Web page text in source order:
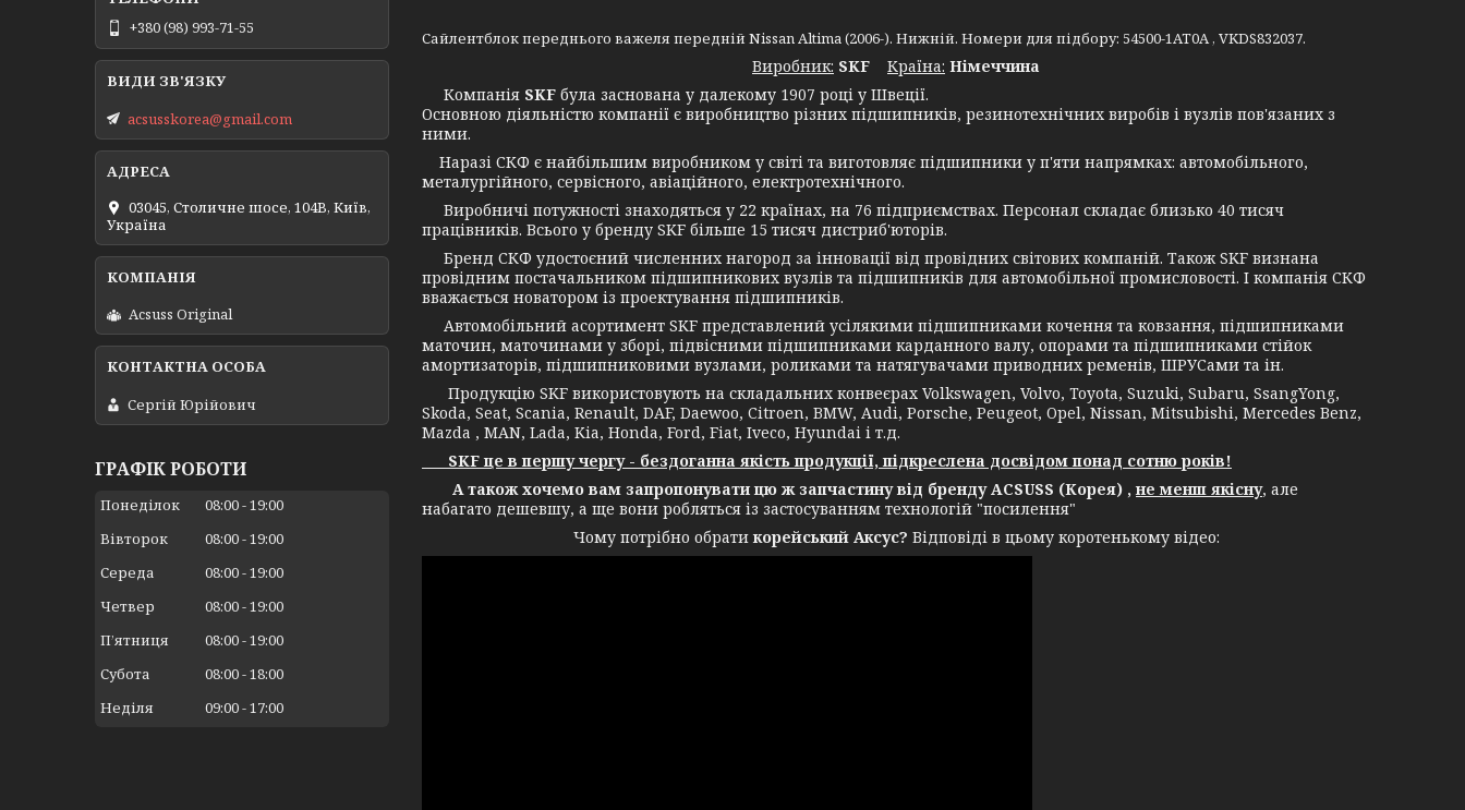
Сайлентблок переднього важеля передній Nissan Altima (2006-). Нижній. Номери для підбору: 54500-1AT0A , VKDS832037.
Виробник: SKF Крaїна: Німеччина
Компанія SKF була заснована у далекому 1907 році у Швеції.
Основною діяльністю компанії є виробництво різних підшипників, резинотехнічних виробів і вузлів пов'язаних з
ними.
Наразі СКФ є найбільшим виробником у світі та виготовляє підшипники у п'яти напрямках: автомобільного,
металургійного, сервісного, авіаційного, електротехнічного.
Виробничі потужності знаходяться у 22 країнах, на 76 підприємствах. Персонал складає близько 40 тисяч
працівників. Всього у бренду SKF більше 15 тисяч дистриб'юторів.
Бренд СКФ удостоєний численних нагород за інновації від провідних світових компаній. Також SKF визнана
провідним постачальником підшипникових вузлів та підшипників для автомобільної промисловості. І компанія СКФ
вважається новатором із проектування підшипників.
Автомобільний асортимент SKF представлений усілякими підшипниками кочення та ковзання, підшипниками
маточин, маточинами у зборі, підвісними підшипниками карданного валу, опорами та підшипниками стійок
амортизаторів, підшипниковими вузлами, роликами та натягувачами приводних ременів, ШРУСами та ін.
Продукцію SKF використовують на складальних конвеєрах Volkswagen, Volvo, Toyota, Suzuki, Subaru, SsangYong,
Skoda, Seat, Scania, Renault, DAF, Daewoo, Citroen, BMW, Audi, Porsche, Peugeot, Opel, Nissan, Mitsubishi, Mercedes Benz,
Mazda , MAN, Lada, Kia, Honda, Ford, Fiat, Iveco, Hyundai і т.д.
SKF це в першу чергу - бездоганна якість продукції, підкреслена досвідом понад сотню років!
А також хочемо вам запропонувати цю ж запчастину від бренду ACSUSS (Корея) ,не менш якісну, але
набагато дешевшу, а ще вони робляться із застосуванням технологій "посилення"
Чому потрібно обратикорейський Аксус? Відповіді в цьому коротенькому відео:
+380 (98) 993-71-55
acsusskorea@gmail.com
03045, Столичне шосе, 104B, Київ,
Україна
Acsuss Original
Сергій Юрійович
ГРАФІК РОБОТИ
Понеділок 08:00 19:00
Вівторок
08:00 19:00
Середа
08:00 19:00
Четвер
08:00 19:00
Пʼятниця
08:00 19:00
Субота
08:00 18:00
Неділя
09:00 17:00